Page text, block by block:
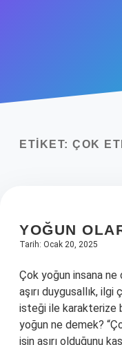
Yasal Uyarı
ETIKET: ÇOK
YOĞUN
Tarih: Ocak 20, 2025
Çok yoğun insana
aşırı duygusallık,
isteği ile karakterize
yoğun ne demek?
işin aşırı olduğunu